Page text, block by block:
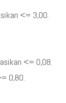
<= 3,00.
<= 0,08.
0,80.